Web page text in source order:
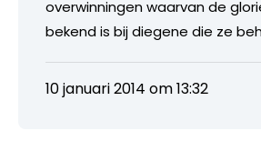
overwinningen waarvan de
bekend is bij diegene die ze
10 januari 2014 om 13:32